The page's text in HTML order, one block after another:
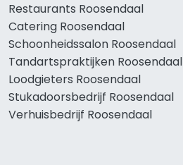
Restaurants Roosendaal
Catering Roosendaal
Schoonheidssalon Roosendaal
Tandartspraktijken Roosendaal
Loodgieters Roosendaal
Stukadoorsbedrijf Roosendaal
Verhuisbedrijf Roosendaal